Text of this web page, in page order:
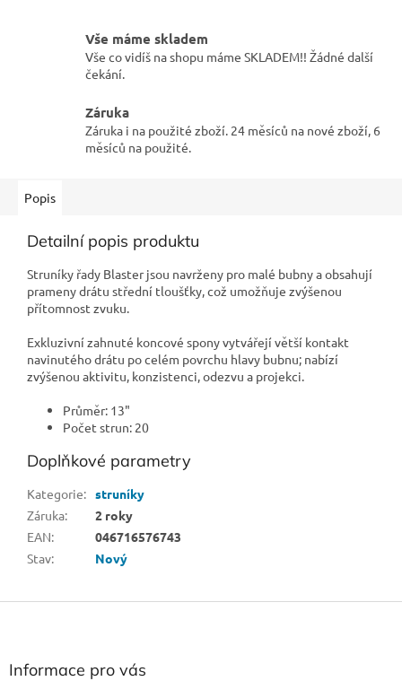
Vše máme skladem
Vše co vidíš na shopu máme SKLADEM!! Žádné další
čekání.
Záruka
Záruka i na použité zboží. 24 měsíců na nové zboží, 6
měsíců na použité.
Popis
Detailní popis produktu
Struníky řady Blaster jsou navrženy pro malé bubny a obsahují
prameny drátu střední tloušťky, což umožňuje zvýšenou
přítomnost zvuku.
Exkluzivní zahnuté koncové spony vytvářejí větší kontakt
navinutého drátu po celém povrchu hlavy bubnu; nabízí
zvýšenou aktivitu, konzistenci, odezvu a projekci.
Průměr: 13"
Počet strun: 20
Doplňkové parametry
Kategorie: struníky
Záruka:
2 roky
EAN:
046716576743
Stav: Nový
Z
Informace pro vás